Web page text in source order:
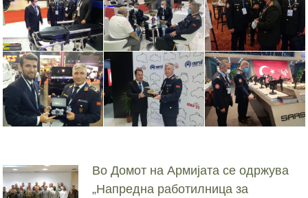
Во Домот на Армијата се одржува
„Напредна работилница за